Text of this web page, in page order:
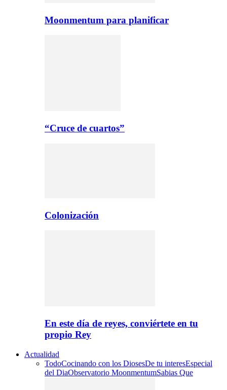
Moonmentum para planificar
“Cruce de cuartos”
Colonización
En este día de reyes, conviértete en tu
propio Rey
Actualidad
TodoCocinando con los DiosesDe tu interesEspecial
del DiaObservatorio MoonmentumSabias Que